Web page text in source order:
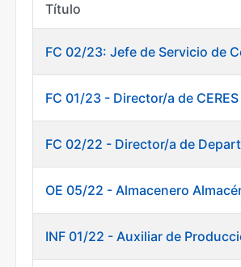
Mostrar/Ocultar
Mostrar/Ocultar
Mostrar/Ocultar
Título
FC 02/23: Jefe de Servicio de
FC 01/23 - Director/a de CERES
FC 02/22 - Director/a de
OE 05/22 - Almacenero
INF 01/22 - Auxiliar de